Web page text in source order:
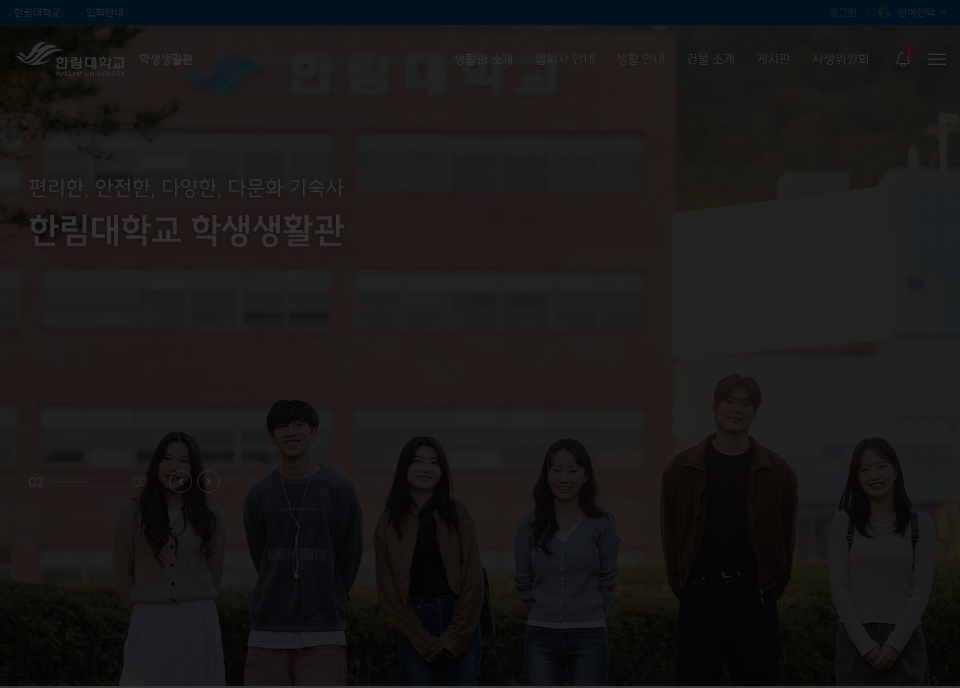
오늘 하루 보지 않기
한림대학교 입학안내 로그인 언어선택
ENG
학생생활관 생활관 소개 입퇴사 안내 생활 안내 건물 소개 게시판 사생위원회 1
편리한, 안전한, 다양한, 다문화 기숙사
한림대학교 학생생활관
편리한, 안전한, 다양한, 다문화 기숙사
한림대학교 학생생활관
편리한, 안전한, 다양한, 다문화 기숙사
한림대학교 학생생활관
편리한, 안전한, 다양한, 다문화 기숙사
한림대학교 학생생활관
편리한, 안전한, 다양한, 다문화 기숙사
한림대학교 학생생활관
편리한, 안전한, 다양한, 다문화 기숙사
한림대학교 학생생활관
02 02